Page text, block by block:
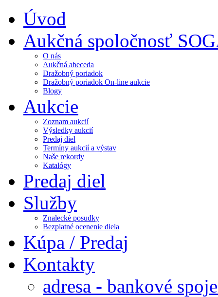
Úvod
Aukčná spoločnosť
O nás
Aukčná abeceda
Dražobný poriadok
Dražobný poriadok On-line aukcie
Blogy
Aukcie
Zoznam aukcií
Výsledky aukcií
Predaj diel
Termíny aukcií a výstav
Naše rekordy
Katalógy
Predaj diel
Služby
Znalecké posudky
Bezplatné ocenenie diela
Kúpa / Predaj
Kontakty
adresa - bankové